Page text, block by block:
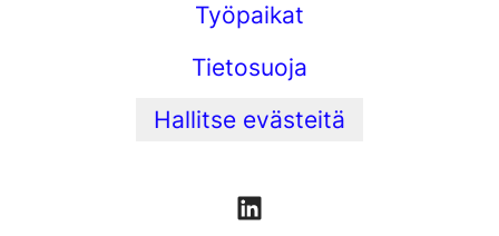
Työpaikat
Tietosuoja
Hallitse evästeitä